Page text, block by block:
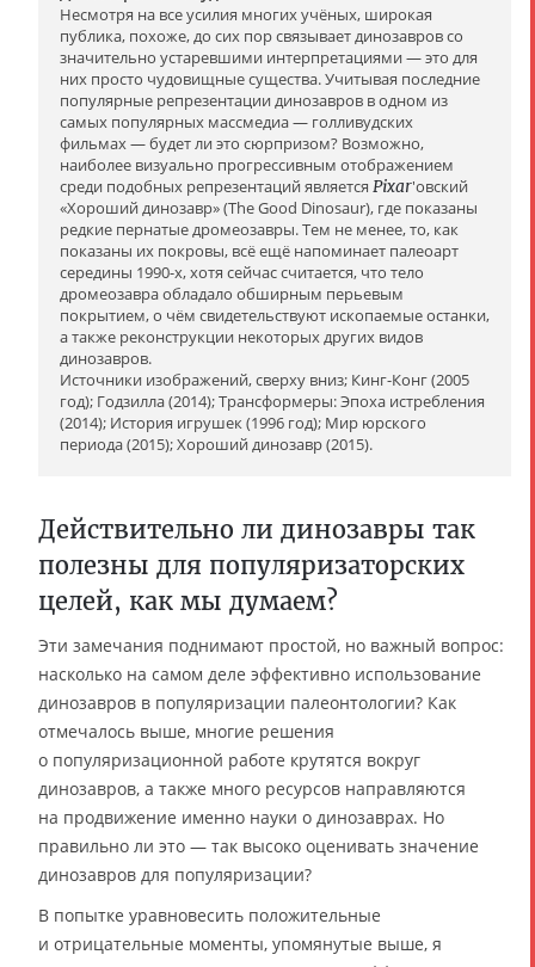
Несмотря на все усилия многих учёных, широкая
публика, похоже, до сих пор связывает динозавров со
значительно устаревшими интерпретациями — это для
них просто чудовищные существа. Учитывая последние
популярные репрезентации динозавров в одном из
самых популярных массмедиа — голливудских
фильмах — будет ли это сюрпризом? Возможно,
наиболее визуально прогрессивным отображением
среди подобных репрезентаций является Pixar'овский
«Хороший динозавр» (The Good Dinosaur), где показаны
редкие пернатые дромеозавры. Тем не менее, то, как
показаны их покровы, всё ещё напоминает палеоарт
середины 1990-х, хотя сейчас считается, что тело
дромеозавра обладало обширным перьевым
покрытием, о чём свидетельствуют ископаемые останки,
а также реконструкции некоторых других видов
динозавров.
Источники изображений, сверху вниз; Кинг-Конг (2005
год); Годзилла (2014); Трансформеры: Эпоха истребления
(2014); История игрушек (1996 год); Мир юрского
периода (2015); Хороший динозавр (2015).
Действительно ли динозавры так
полезны для популяризаторских
целей, как мы думаем?
Эти замечания поднимают простой, но важный вопрос:
насколько на самом деле эффективно использование
динозавров в популяризации палеонтологии? Как
отмечалось выше, многие решения
о популяризационной работе крутятся вокруг
динозавров, а также много ресурсов направляются
на продвижение именно науки о динозаврах. Но
правильно ли это — так высоко оценивать значение
динозавров для популяризации?
В попытке уравновесить положительные
и отрицательные моменты, упомянутые выше, я